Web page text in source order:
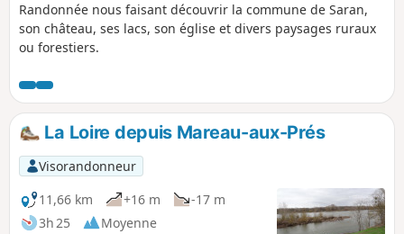
Randonnée nous faisant découvrir la commune de Saran,
son château, ses lacs, son église et divers paysages ruraux
ou forestiers.
La Loire depuis Mareau-aux-Prés
Visorandonneur
11,66 km
+16 m
-17 m
3h 25
Moyenne